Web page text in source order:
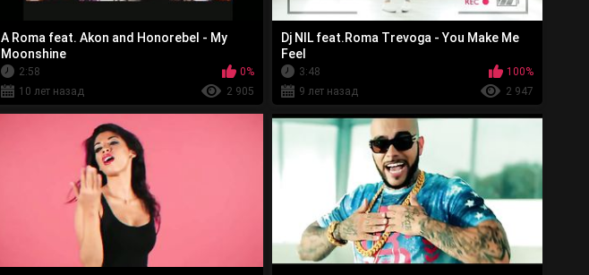
A Roma feat. Akon and Honorebel - My
Moonshine
2:58
0%
10 лет назад
2 905
Dj NIL feat.Roma Trevoga - You Make Me
Feel
3:48
100%
9 лет назад
2 947